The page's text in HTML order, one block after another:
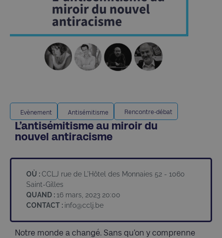
Evènement Antisémitisme Rencontre-débat
L’antisémitisme au miroir du
nouvel antiracisme
OÙ :CCLJ rue de L'Hôtel des Monnaies 52 - 1060
Saint-Gilles
QUAND :16 mars, 2023 20:00
CONTACT : info@cclj.be
Notre monde a changé. Sans qu’on y comprenne